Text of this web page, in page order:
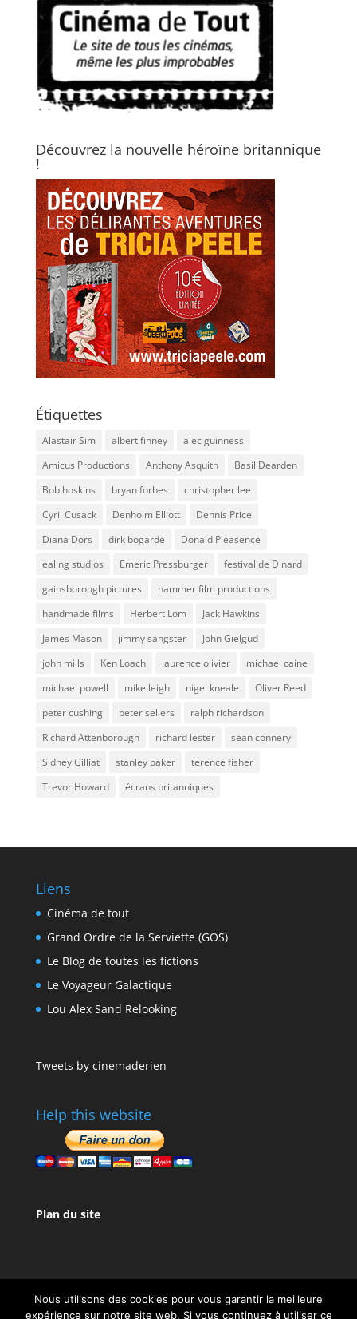
Découvrez la nouvelle héroïne britannique
!
Étiquettes
Alastair Sim albert finney
alec guinness
Amicus Productions
Anthony Asquith
Basil Dearden
Bob hoskins
bryan forbes
christopher lee
Cyril Cusack
Denholm Elliott
Dennis Price
Diana Dors
dirk bogarde
Donald Pleasence
ealing studios
Emeric Pressburger
festival de Dinard
gainsborough pictures
hammer film productions
handmade films
Herbert Lom
Jack Hawkins
James Mason
jimmy sangster
John Gielgud
john mills
Ken Loach laurence olivier
michael caine
michael powell
mike leigh nigel kneale
Oliver Reed
peter cushing
peter sellers
ralph richardson
Richard Attenborough
richard lester
sean connery
Sidney Gilliat
stanley baker
terence fisher
Trevor Howard
écrans britanniques
Liens
Cinéma de tout
Grand Ordre de la Serviette (GOS)
Le Blog de toutes les fictions
Le Voyageur Galactique
Lou Alex Sand Relooking
Tweets by cinemaderien
Help this website
Plan du site
Nous utilisons des cookies pour vous garantir la meilleure
expérience sur notre site web. Si vous continuez à utiliser ce